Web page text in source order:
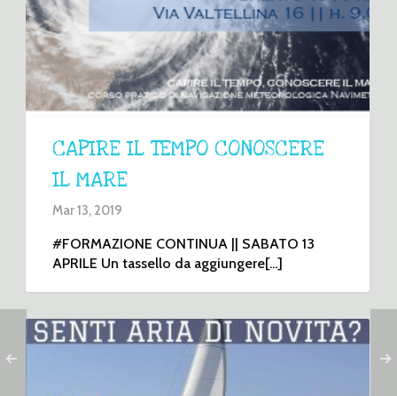
CAPIRE IL TEMPO CONOSCERE
IL MARE
Mar 13, 2019
#FORMAZIONE CONTINUA || SABATO 13
APRILE Un tassello da aggiungere[...]